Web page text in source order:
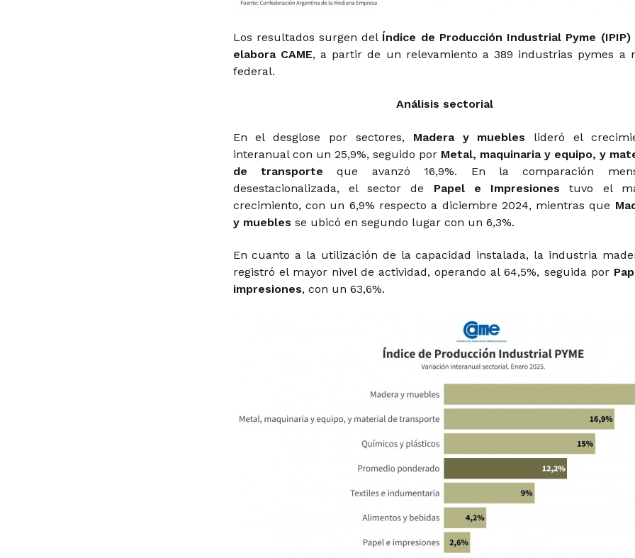
Los resultados surgen del Índice de Producción Industrial Pyme (IPIP)
elabora CAME, a partir de un relevamiento a 389 industrias pymes a
federal.
Análisis sectorial
En el desglose por sectores, Madera y muebles lideró el
interanual con un 25,9%, seguido por Metal, maquinaria y equipo, y
de transporte que avanzó 16,9%. En la comparación
desestacionalizada, el sector de Papel e Impresiones tuvo el
crecimiento, con un 6,9% respecto a diciembre 2024, mientras que
y muebles se ubicó en segundo lugar con un 6,3%.
En cuanto a la utilización de la capacidad instalada, la industria
registró el mayor nivel de actividad, operando al 64,5%, seguida por
impresiones, con un 63,6%.